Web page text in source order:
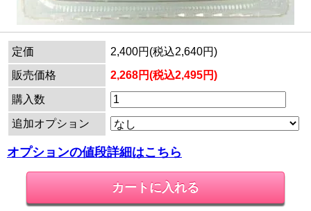
定価
2,400円(税込2,640円)
販売価格
2,268円(税込2,495円)
購入数
追加オプション
オプションの値段詳細はこちら